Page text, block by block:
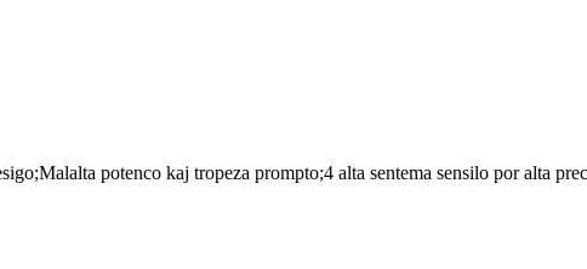
potenco kaj tropeza prompto;4 alta sentema sensilo por alta